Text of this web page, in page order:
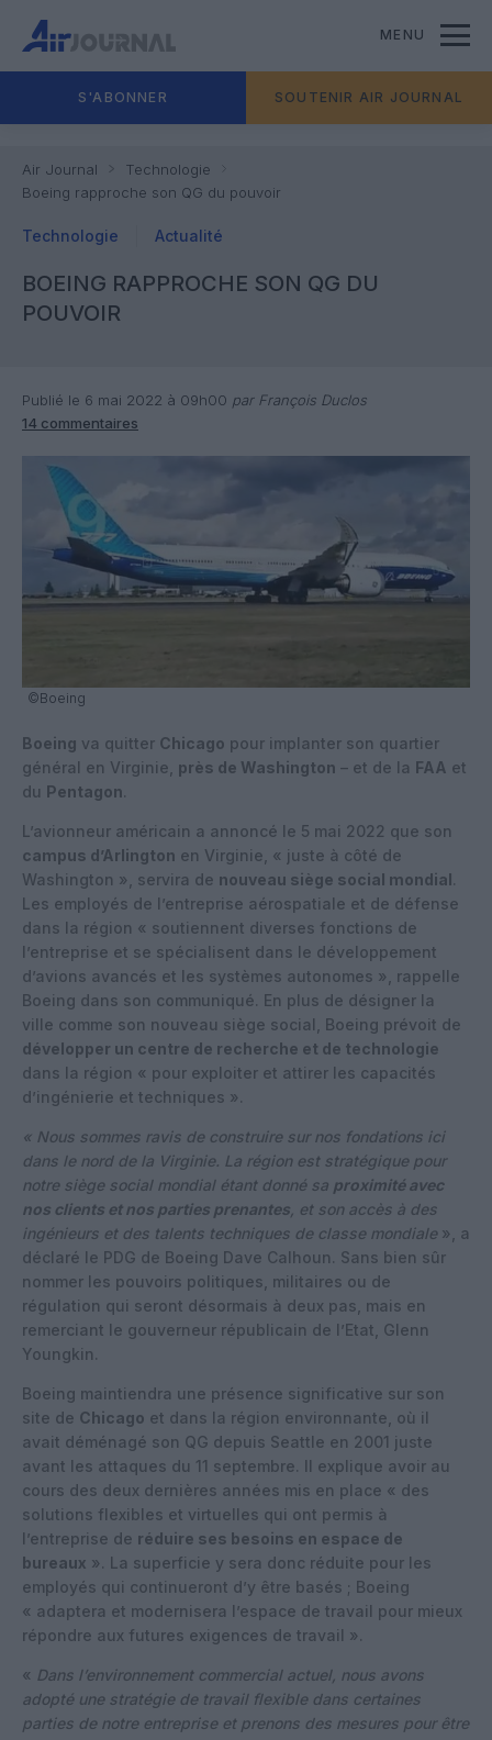
MENU
S'ABONNER SOUTENIR AIR JOURNAL
Air Journal
Technologie
Boeing rapproche son QG du pouvoir
Technologie Actualité
BOEING RAPPROCHE SON QG DU
POUVOIR
Publié le 6 mai 2022 à 09h00 par François Duclos
14 commentaires
©Boeing
Boeing va quitter Chicago pour implanter son quartier
général en Virginie, près de Washington – et de la FAA et
du Pentagon.
L’avionneur américain a annoncé le 5 mai 2022 que son
campus d’Arlington en Virginie, « juste à côté de
Washington », servira de nouveau siège social mondial.
Les employés de l’entreprise aérospatiale et de défense
dans la région « soutiennent diverses fonctions de
l’entreprise et se spécialisent dans le développement
d’avions avancés et les systèmes autonomes », rappelle
Boeing dans son communiqué. En plus de désigner la
ville comme son nouveau siège social, Boeing prévoit de
développer un centre de recherche et de technologie
dans la région « pour exploiter et attirer les capacités
d’ingénierie et techniques ».
« Nous sommes ravis de construire sur nos fondations ici
dans le nord de la Virginie. La région est stratégique pour
notre siège social mondial étant donné sa proximité avec
nos clients et nos parties prenantes , et son accès à des
ingénieurs et des talents techniques de classe mondiale », a
déclaré le PDG de Boeing Dave Calhoun. Sans bien sûr
nommer les pouvoirs politiques, militaires ou de
régulation qui seront désormais à deux pas, mais en
remerciant le gouverneur républicain de l’Etat, Glenn
Youngkin.
Boeing maintiendra une présence significative sur son
site de Chicago et dans la région environnante, où il
avait déménagé son QG depuis Seattle en 2001 juste
avant les attaques du 11 septembre. Il explique avoir au
cours des deux dernières années mis en place « des
solutions flexibles et virtuelles qui ont permis à
l’entreprise de réduire ses besoins en espace de
bureaux ». La superficie y sera donc réduite pour les
employés qui continueront d’y être basés ; Boeing
« adaptera et modernisera l’espace de travail pour mieux
répondre aux futures exigences de travail ».
« Dans l’environnement commercial actuel, nous avons
adopté une stratégie de travail flexible dans certaines
parties de notre entreprise et prenons des mesures pour être